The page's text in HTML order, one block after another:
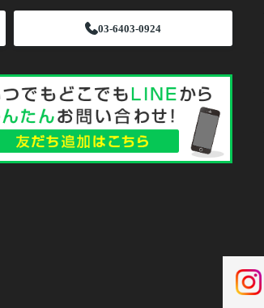
03-6403-0924